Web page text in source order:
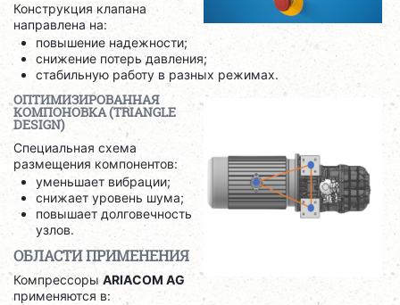
Конструкция клапана
направлена на:
повышение надежности;
снижение потерь давления;
стабильную работу в разных режимах.
ОПТИМИЗИРОВАННАЯ
КОМПОНОВКА (TRIANGLE
DESIGN)
Специальная схема
размещения компонентов:
уменьшает вибрации;
снижает уровень шума;
повышает долговечность
узлов.
ОБЛАСТИ ПРИМЕНЕНИЯ
Компрессоры ARIACOM AG
применяются в: